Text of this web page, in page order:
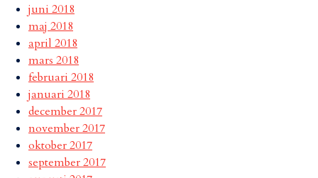
juni 2018
maj 2018
april 2018
mars 2018
februari 2018
januari 2018
december 2017
november 2017
oktober 2017
september 2017